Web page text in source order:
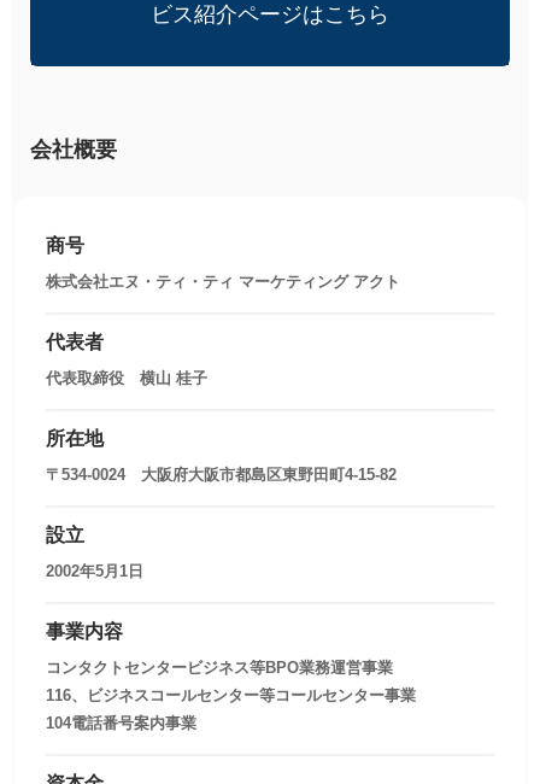
ビス紹介ページはこちら
会社概要
商号
株式会社エヌ・ティ・ティ マーケティング アクト
代表者
代表取締役 横山 桂子
所在地
〒534-0024 大阪府大阪市都島区東野田町4-15-82
設立
2002年5月1日
事業内容
コンタクトセンタービジネス等BPO業務運営事業
116、ビジネスコールセンター等コールセンター事業
104電話番号案内事業